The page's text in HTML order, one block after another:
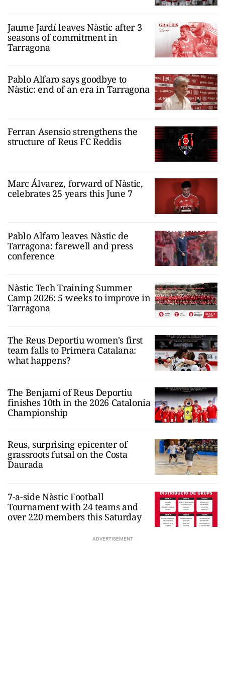
Jaume Jardí leaves Nàstic after 3
seasons of commitment in
Tarragona
Pablo Alfaro says goodbye to
Nàstic: end of an era in Tarragona
Ferran Asensio strengthens the
structure of Reus FC Reddis
Marc Álvarez, forward of Nàstic,
celebrates 25 years this June 7
Pablo Alfaro leaves Nàstic de
Tarragona: farewell and press
conference
Nàstic Tech Training Summer
Camp 2026: 5 weeks to improve in
Tarragona
The Reus Deportiu women's first
team falls to Primera Catalana:
what happens?
The Benjamí of Reus Deportiu
finishes 10th in the 2026 Catalonia
Championship
Reus, surprising epicenter of
grassroots futsal on the Costa
Daurada
7-a-side Nàstic Football
Tournament with 24 teams and
over 220 members this Saturday